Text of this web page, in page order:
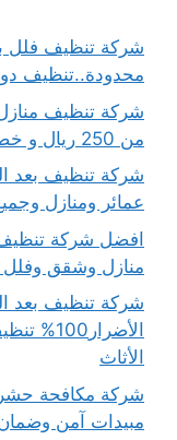
محدودة..تنظيف
شركة تنظيف
من 250 ريال و خصم 15%اتصل بنا الان
عمائر ومنازل
منازل وشقق وفلل
الأثاث
شركة مكافحة
مبيدات آمن